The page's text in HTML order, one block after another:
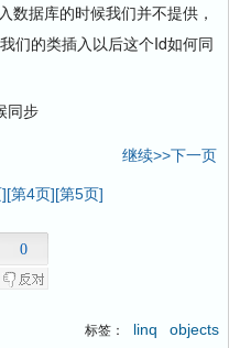
数据库的时候我们并不提供，
们的类插入以后这个Id如何同
同步
继续>>下一页
[第4页][第5页]
0
标签： linq objects